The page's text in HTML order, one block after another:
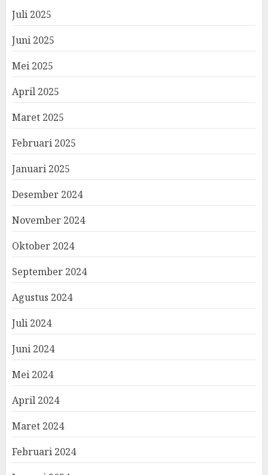
Juli 2025
Juni 2025
Mei 2025
April 2025
Maret 2025
Februari 2025
Januari 2025
Desember 2024
November 2024
Oktober 2024
September 2024
Agustus 2024
Juli 2024
Juni 2024
Mei 2024
April 2024
Maret 2024
Februari 2024